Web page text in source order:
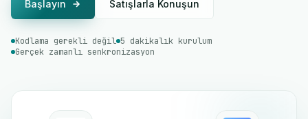
Başlayın Satışlarla Konuşun
Kodlama gerekli değil 5 dakikalık kurulum
Gerçek zamanlı senkronizasyon